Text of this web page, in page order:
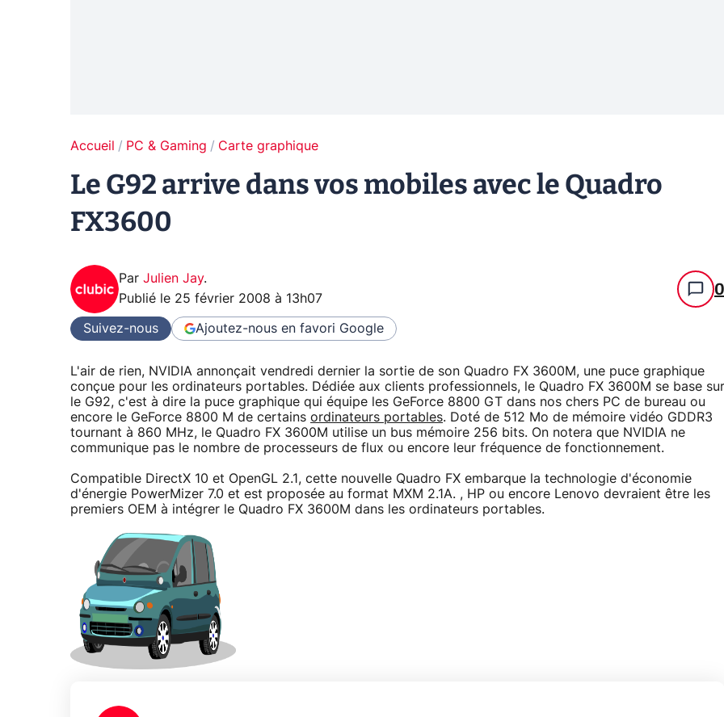
Accueil PC & Gaming Carte graphique
Le G92 arrive dans vos mobiles avec le Quadro
FX3600
Par Julien Jay.
Publié le 25 février 2008 à 13h07 0
Suivez-nous Ajoutez-nous en favori Google
L'air de rien, NVIDIA annonçait vendredi dernier la sortie de son Quadro FX 3600M, une puce graphique
conçue pour les ordinateurs portables. Dédiée aux clients professionnels, le Quadro FX 3600M se base sur
le G92, c'est à dire la puce graphique qui équipe les GeForce 8800 GT dans nos chers PC de bureau ou
encore le GeForce 8800 M de certains ordinateurs portables. Doté de 512 Mo de mémoire vidéo GDDR3
tournant à 860 MHz, le Quadro FX 3600M utilise un bus mémoire 256 bits. On notera que NVIDIA ne
communique pas le nombre de processeurs de flux ou encore leur fréquence de fonctionnement.
Compatible DirectX 10 et OpenGL 2.1, cette nouvelle Quadro FX embarque la technologie d'économie
d'énergie PowerMizer 7.0 et est proposée au format MXM 2.1A. , HP ou encore Lenovo devraient être les
premiers OEM à intégrer le Quadro FX 3600M dans les ordinateurs portables.